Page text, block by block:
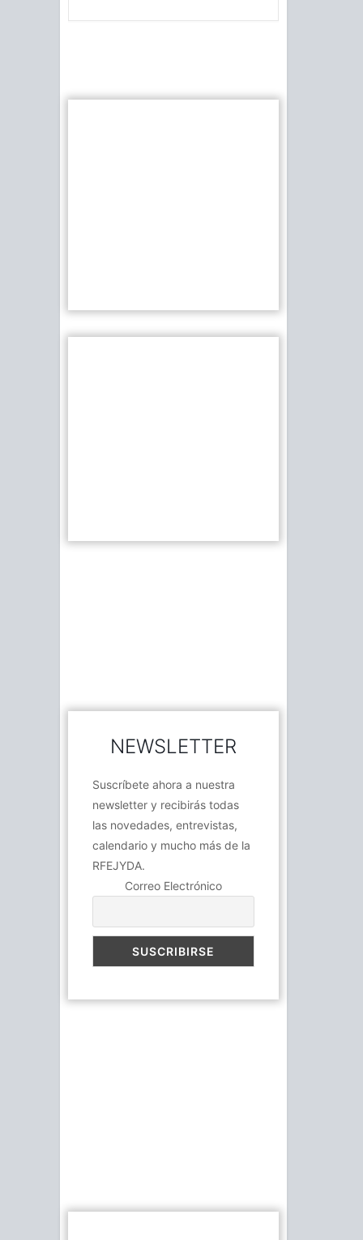
NEWSLETTER
Suscríbete ahora a nuestra
newsletter y recibirás todas
las novedades, entrevistas,
calendario y mucho más de la
RFEJYDA.
Correo Electrónico